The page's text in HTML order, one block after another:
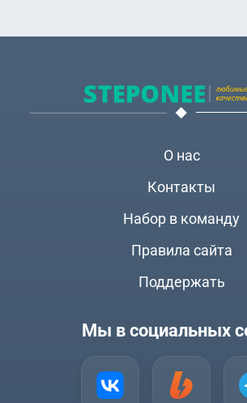
О нас
Контакты
Набор в команду
Правила сайта
Поддержать
Мы в социальных